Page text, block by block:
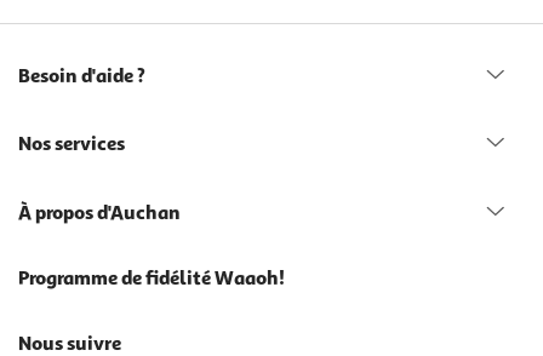
Besoin d'aide ?
Nos services
À propos d'Auchan
Programme de fidélité Waaoh!
Nous suivre